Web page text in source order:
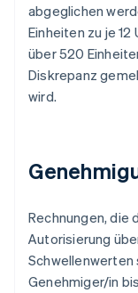
abgeglichen
Einheiten zu je
über 520
Diskrepanz
wird.
Rechnungen, die
Autorisierung
Schwellenwerten
Genehmiger/in